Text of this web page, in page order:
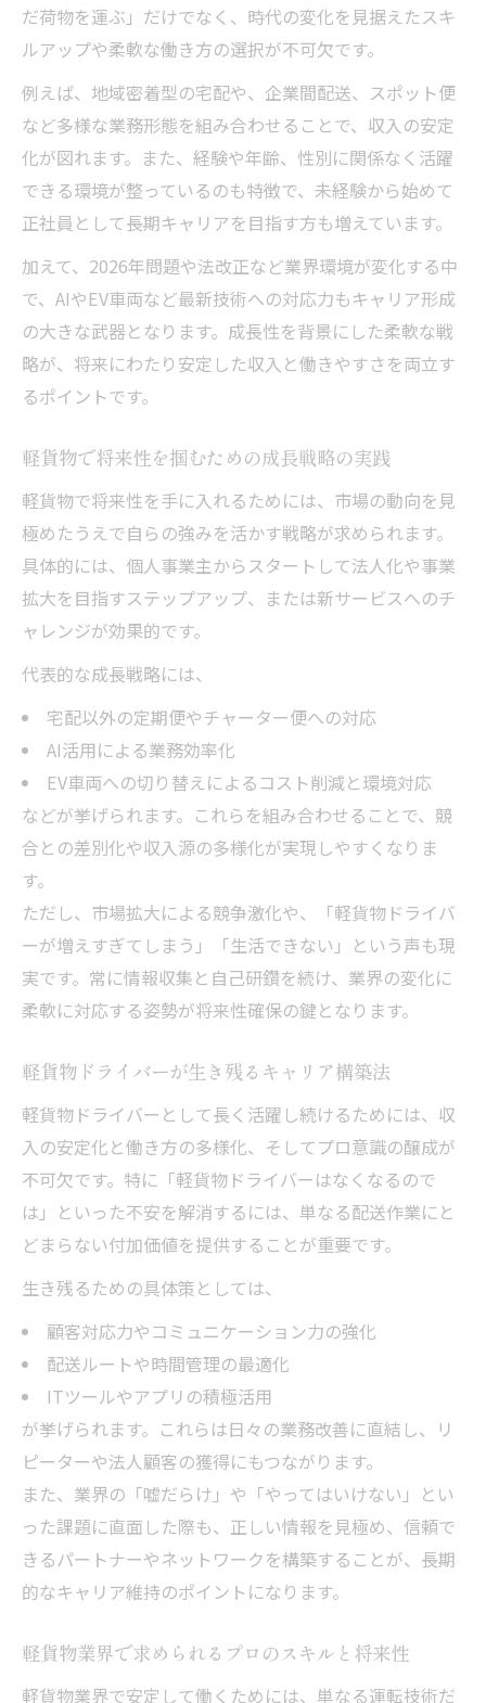
察
軽貨物業界が注目される理由とその裏側
軽貨物の成長性が生む新たな可能性とは
軽貨物市場の変化が与える将来性への影響
安定収入が叶う軽貨物の戦略とは
軽貨物で安定収入を得るための実践的戦略
軽貨物の成長性が収入安定に繋がる理由
軽貨物ドライバーの手取りを増やす具体策
軽貨物で生活できない現実と対策を解説
軽貨物業界で収入を確保するためのポイン
成長市場で軽貨物が生き残るための秘訣
軽貨物業界でプロになるためのポイント
軽貨物の成長性を活かすスキルと工夫
軽貨物ドライバーが勝ち組になるための条
件
軽貨物でやってはいけない失敗を回避する
方法
変化に強い軽貨物ビジネスの実態とは
軽貨物が変化に強い理由とビジネスモデル
軽貨物ビジネスで生き残るための適応力
軽貨物業界の変化と今後の展望を解説
軽貨物の嘘だらけ情報に惑わされない選び
軽貨物の将来性を支える事業戦略とは
プロが語る軽貨物で勝ち組になる方法
軽貨物で勝ち組になるための実践ノウハウ
軽貨物経営で儲かる人の共通点を徹底解説
軽貨物事業で辞める人と続ける人の違い
軽貨物のやってはいけない落とし穴を回避
だ荷物を運ぶ」だけでなく、時代の変化を見据えたスキ
ルアップや柔軟な働き方の選択が不可欠です。
例えば、地域密着型の宅配や、企業間配送、スポット便
など多様な業務形態を組み合わせることで、収入の安定
化が図れます。また、経験や年齢、性別に関係なく活躍
できる環境が整っているのも特徴で、未経験から始めて
正社員として長期キャリアを目指す方も増えています。
加えて、2026年問題や法改正など業界環境が変化する中
で、AIやEV車両など最新技術への対応力もキャリア形成
の大きな武器となります。成長性を背景にした柔軟な戦
略が、将来にわたり安定した収入と働きやすさを両立す
るポイントです。
軽貨物で将来性を掴むための成長戦略の実践
軽貨物で将来性を手に入れるためには、市場の動向を見
極めたうえで自らの強みを活かす戦略が求められます。
具体的には、個人事業主からスタートして法人化や事業
拡大を目指すステップアップ、または新サービスへのチ
ャレンジが効果的です。
代表的な成長戦略には、
宅配以外の定期便やチャーター便への対応
AI活用による業務効率化
EV車両への切り替えによるコスト削減と環境対応
などが挙げられます。これらを組み合わせることで、競
合との差別化や収入源の多様化が実現しやすくなりま
す。
ただし、市場拡大による競争激化や、「軽貨物ドライバ
ーが増えすぎてしまう」「生活できない」という声も現
実です。常に情報収集と自己研鑽を続け、業界の変化に
柔軟に対応する姿勢が将来性確保の鍵となります。
軽貨物ドライバーが生き残るキャリア構築法
軽貨物ドライバーとして長く活躍し続けるためには、収
入の安定化と働き方の多様化、そしてプロ意識の醸成が
不可欠です。特に「軽貨物ドライバーはなくなるので
は」といった不安を解消するには、単なる配送作業にと
どまらない付加価値を提供することが重要です。
生き残るための具体策としては、
顧客対応力やコミュニケーション力の強化
配送ルートや時間管理の最適化
ITツールやアプリの積極活用
が挙げられます。これらは日々の業務改善に直結し、リ
ピーターや法人顧客の獲得にもつながります。
また、業界の「嘘だらけ」や「やってはいけない」とい
った課題に直面した際も、正しい情報を見極め、信頼で
きるパートナーやネットワークを構築することが、長期
的なキャリア維持のポイントになります。
軽貨物業界で求められるプロのスキルと将来性
軽貨物業界で安定して働くためには、単なる運転技術だ